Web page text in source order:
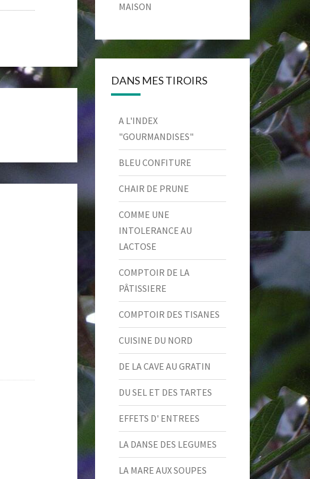
MAISON
DANS MES TIROIRS
A L'INDEX
"GOURMANDISES"
BLEU CONFITURE
CHAIR DE PRUNE
COMME UNE
INTOLERANCE AU
LACTOSE
COMPTOIR DE LA
PÂTISSIERE
COMPTOIR DES TISANES
CUISINE DU NORD
DE LA CAVE AU GRATIN
DU SEL ET DES TARTES
EFFETS D' ENTREES
LA DANSE DES LEGUMES
LA MARE AUX SOUPES